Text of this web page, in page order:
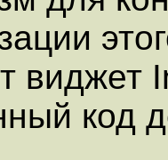
виджет
код